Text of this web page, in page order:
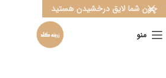
منو
چون شما لایق درخشیدن هستید